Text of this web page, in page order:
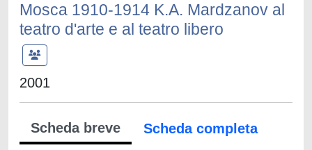
Mosca 1910-1914 K.A. Mardzanov al
teatro d'arte e al teatro libero
2001
Scheda breve
Scheda completa